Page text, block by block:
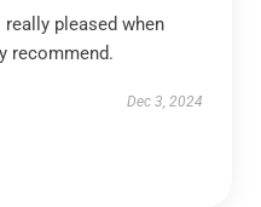
really pleased when
recommend.
Dec 3, 2024